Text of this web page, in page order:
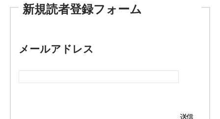
新規読者登録フォーム
メールアドレス